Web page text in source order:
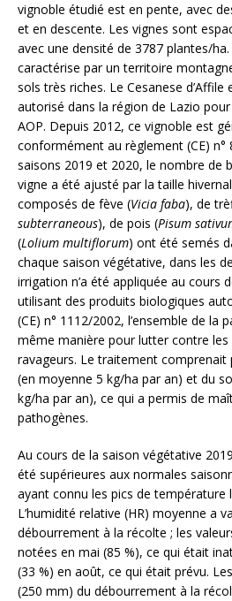
vignoble étudié est en pente, avec
et en descente. Les vignes sont
avec une densité de 3787 plantes/
caractérise par un territoire
sols très riches. Le Cesanese
autorisé dans la région de Lazio
AOP. Depuis 2012, ce vignoble est
conformément au règlement (CE) n°
saisons 2019 et 2020, le nombre de
vigne a été ajusté par la taille
composés de fève (Vicia faba), de
subterraneous), de pois (Pisum
(Lolium multiflorum) ont été semés
chaque saison végétative, dans les
irrigation n’a été appliquée au cours
utilisant des produits biologiques
(CE) n° 1112/2002, l’ensemble de la
même manière pour lutter contre les
ravageurs. Le traitement comprenait
(en moyenne 5 kg/ha par an) et du
kg/ha par an), ce qui a permis de
pathogènes.
Au cours de la saison végétative
été supérieures aux normales
ayant connu les pics de température
L’humidité relative (HR) moyenne a
débourrement à la récolte ; les
notées en mai (85 %), ce qui était
(33 %) en août, ce qui était prévu.
(250 mm) du débourrement à la